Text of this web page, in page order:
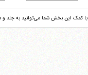
با کمک این بخش شما می‌توانید به جلد